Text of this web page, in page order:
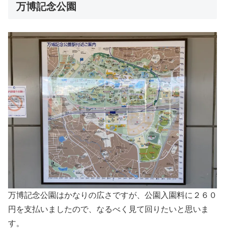
万博記念公園
万博記念公園はかなりの広さですが、公園入園料に２６０
円を支払いましたので、なるべく見て回りたいと思いま
す。